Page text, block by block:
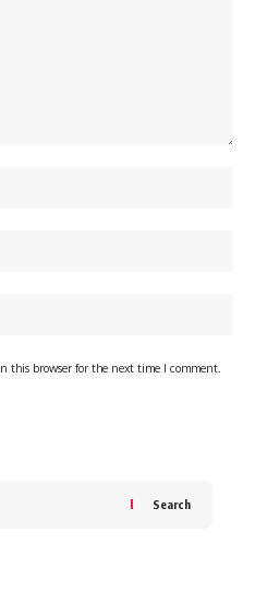
this browser for the next time I comment.
Search